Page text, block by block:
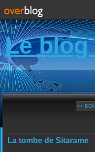
Le blog
<<
La tombe de Sitarame